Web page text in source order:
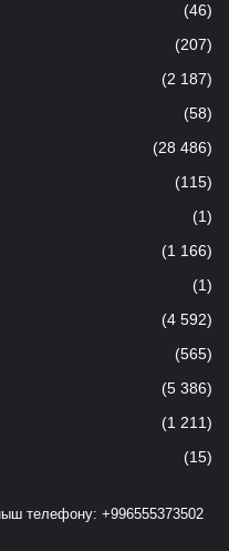
(46)
(207)
(2 187)
(58)
(28 486)
(115)
(1)
(1 166)
(1)
(4 592)
(565)
(5 386)
(1 211)
(15)
телефону: +996555373502